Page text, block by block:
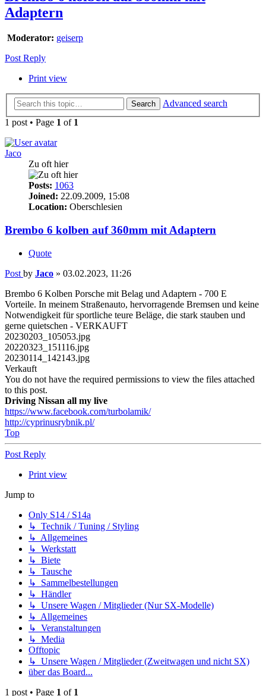
Adaptern
Moderator: geiserp
Post Reply
Print view
Search
Advanced search
1 post • Page 1 of 1
Jaco
Zu oft hier
Posts: 1063
Joined: 22.09.2009, 15:08
Location: Oberschlesien
Brembo 6 kolben auf 360mm mit Adaptern
Quote
Post by Jaco » 03.02.2023, 11:26
Brembo 6 Kolben Porsche mit Belag und Adaptern - 700 E
Vorteile. In meinem Straßenauto, hervorragende Bremsen und keine
Notwendigkeit für sportliche teure Beläge, die stark stauben und
gerne quietschen - VERKAUFT
20230203_105053.jpg
20220323_151116.jpg
20230114_142143.jpg
Verkauft
You do not have the required permissions to view the files attached
to this post.
Driving Nissan all my live
https://www.facebook.com/turbolamik/
http://cyprinusrybnik.pl/
Top
Post Reply
Print view
Jump to
Only S14 / S14a
↳ Technik / Tuning / Styling
↳ Allgemeines
↳ Werkstatt
↳ Biete
↳ Tausche
↳ Sammelbestellungen
↳ Händler
↳ Unsere Wagen / Mitglieder (Nur SX-Modelle)
↳ Allgemeines
↳ Veranstaltungen
↳ Media
Offtopic
↳ Unsere Wagen / Mitglieder (Zweitwagen und nicht SX)
über das Board...
1 post • Page 1 of 1